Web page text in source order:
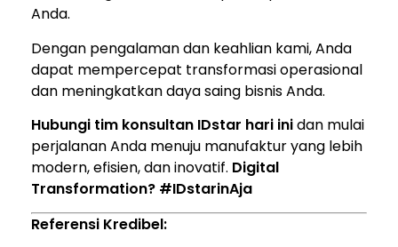
Anda.
Dengan pengalaman dan keahlian kami, Anda
dapat mempercepat transformasi operasional
dan meningkatkan daya saing bisnis Anda.
Hubungi tim konsultan IDstar hari inidan mulai
perjalanan Anda menuju manufaktur yang lebih
modern, efisien, dan inovatif. Digital
Transformation? #IDstarinAja
Referensi Kredibel: